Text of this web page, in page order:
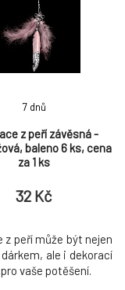
z peří závěsná -
baleno 6 ks, cena
za 1 ks
7 dnů
32 Kč
z peří může být nejen
ale i dekorací
vaše potěšení.